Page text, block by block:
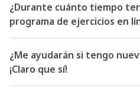
¿Durante cuánto tiempo
programa de ejercicios en
¿Me ayudarán si tengo
¡Claro que sí!